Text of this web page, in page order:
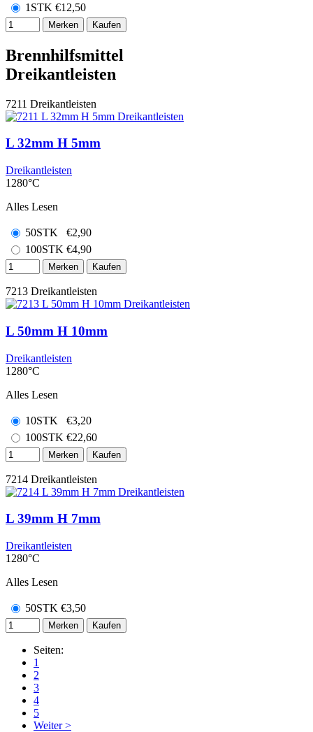
1STK €12,50
Merken Kaufen
Brennhilfsmittel
Dreikantleisten
7211 Dreikantleisten
L 32mm H 5mm
Dreikantleisten
1280°C
Alles Lesen
50STK €2,90
100STK €4,90
Merken Kaufen
7213 Dreikantleisten
L 50mm H 10mm
Dreikantleisten
1280°C
Alles Lesen
10STK €3,20
100STK €22,60
Merken Kaufen
7214 Dreikantleisten
L 39mm H 7mm
Dreikantleisten
1280°C
Alles Lesen
50STK €3,50
Merken Kaufen
Seiten:
1
2
3
4
5
Weiter >